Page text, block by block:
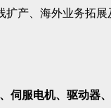
产、海外业务拓
伺服电机、驱动器